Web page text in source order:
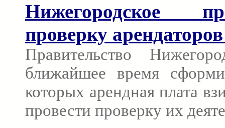
Нижегородское
проверку
Правительство
ближайшее время
которых арендная плата
провести проверку их